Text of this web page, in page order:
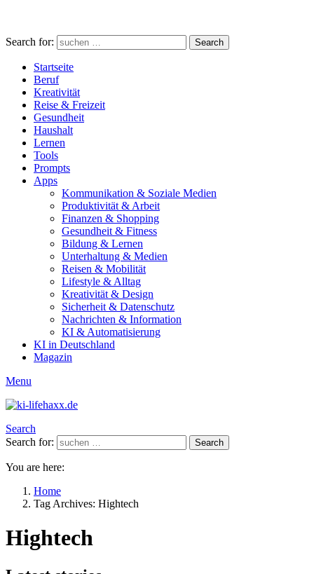
Search for: Search
Startseite
Beruf
Kreativität
Reise & Freizeit
Gesundheit
Haushalt
Lernen
Tools
Prompts
Apps
Kommunikation & Soziale Medien
Produktivität & Arbeit
Finanzen & Shopping
Gesundheit & Fitness
Bildung & Lernen
Unterhaltung & Medien
Reisen & Mobilität
Lifestyle & Alltag
Kreativität & Design
Sicherheit & Datenschutz
Nachrichten & Information
KI & Automatisierung
KI in Deutschland
Magazin
Menu
Search
Search for:
Search
You are here:
Home
Tag Archives: Hightech
Hightech